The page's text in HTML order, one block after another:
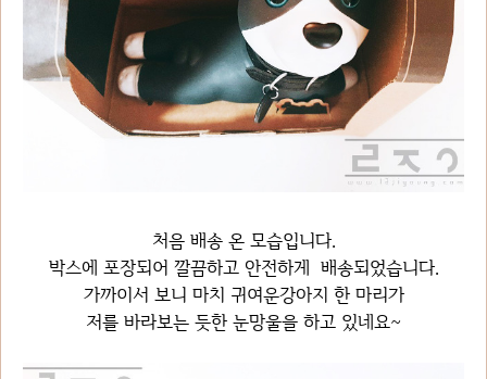
처음 배송 온 모습입니다.
박스에 포장되어 깔끔하고 안전하게 배송되었습니다.
가까이서 보니 마치 귀여운강아지 한 마리가
저를 바라보는 듯한 눈망울을 하고 있네요~